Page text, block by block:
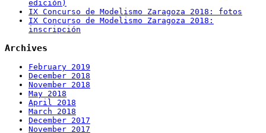
edición)
IX Concurso de Modelismo Zaragoza 2018: fotos
IX Concurso de Modelismo Zaragoza 2018:
inscripción
Archives
February 2019
December 2018
November 2018
May 2018
April 2018
March 2018
December 2017
November 2017